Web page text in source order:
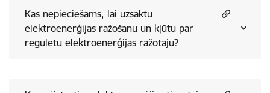
Kas nepieciešams, lai uzsāktu
elektroenerģijas ražošanu un kļūtu par
regulētu elektroenerģijas ražotāju?